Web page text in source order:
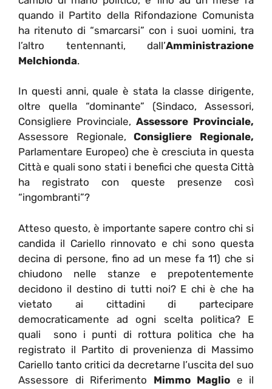
quando il Partito della Rifondazione Comunista
ha ritenuto di “smarcarsi” con i suoi uomini, tra
l’altro tentennanti, dall’Amministrazione
Melchionda.
In questi anni, quale è stata la classe dirigente,
oltre quella “dominante” (Sindaco, Assessori,
Consigliere Provinciale, Assessore Provinciale,
Assessore Regionale,Consigliere Regionale,
Parlamentare Europeo) che è cresciuta in questa
Città e quali sono stati i benefici che questa Città
ha registrato con queste presenze così
“ingombranti”?
Atteso questo, è importante sapere contro chi si
candida il Cariello rinnovato e chi sono questa
decina di persone, fino ad un mese fa 11) che si
chiudono nelle stanze e prepotentemente
decidono il destino di tutti noi? E chi è che ha
vietato ai cittadini di partecipare
democraticamente ad ogni scelta politica? E
quali sono i punti di rottura politica che ha
registrato il Partito di provenienza di Massimo
Cariello tanto critici da decretarne l’uscita del suo
Assessore di Riferimento Mimmo Maglio e il